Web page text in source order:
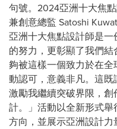
句號。2024亞洲十大焦
兼創意總監 Satoshi
亞洲十大焦點設計師是
的努力，更彰顯了我們
夠被這樣一個致力於在
動認可，意義非凡。這既
激勵我繼續突破界限，
計。」活動以全新形式
方向，並展示亞洲設計力